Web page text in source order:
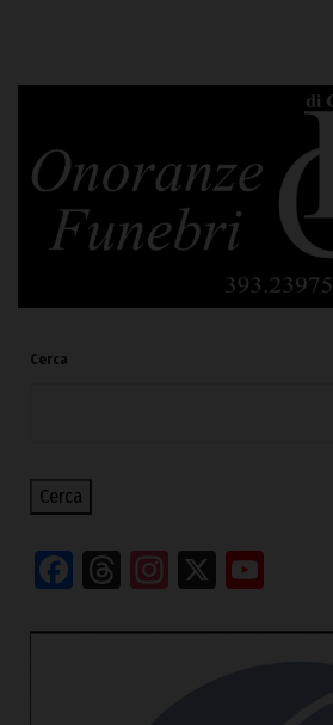
Cerca
Cerca
Facebook
Threads
Instagram
X